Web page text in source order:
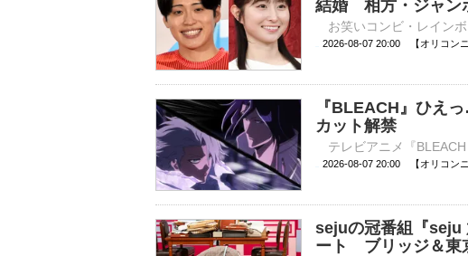
結婚 相方・ジャン
2026-08-07 20:00 【オリコンニ
『BLEACH』ひえ
カット解禁
2026-08-07 20:00 【オリコンニ
sejuの冠番組『seju
ート ブリッジ＆東